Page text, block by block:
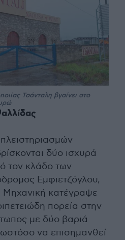
Τσάνταλη βγαίνει στο
δύο ισχυρά
τον κλάδο των
Εμφιετζόγλου,
Μηχανική κατέγραψε
πορεία στην
με δύο βαριά
να επισημανθεί